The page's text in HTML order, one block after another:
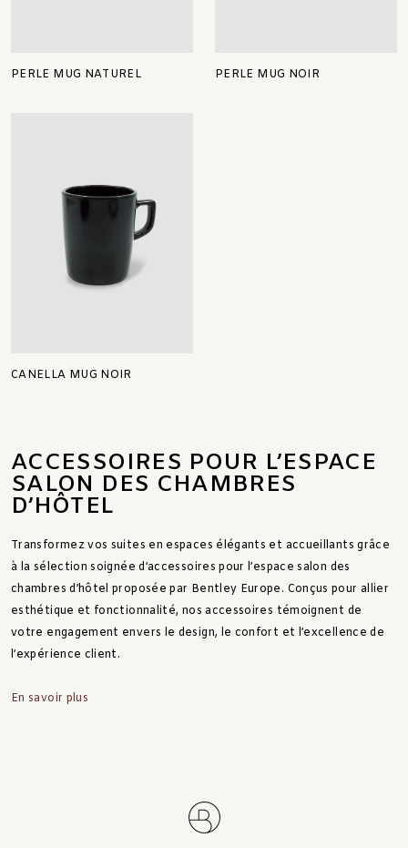
PERLE MUG NATUREL PERLE MUG NOIR
CANELLA MUG NOIR
ACCESSOIRES POUR L’ESPACE
SALON DES CHAMBRES
D’HÔTEL
Transformez vos suites en espaces élégants et accueillants grâce
à la sélection soignée d’accessoires pour l’espace salon des
chambres d’hôtel proposée par Bentley Europe. Conçus pour allier
esthétique et fonctionnalité, nos accessoires témoignent de
votre engagement envers le design, le confort et l’excellence de
l’expérience client.
En savoir plus
Chaque produit de notre collection associe durabilité et style